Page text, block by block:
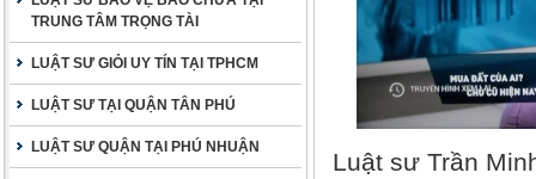
TRUNG TÂM TRỌNG TÀI
LUẬT SƯ GIỎI UY TÍN TẠI TPHCM
LUẬT SƯ TẠI QUẬN TÂN PHÚ
LUẬT SƯ QUẬN TẠI PHÚ NHUẬN
Luật sư Trần